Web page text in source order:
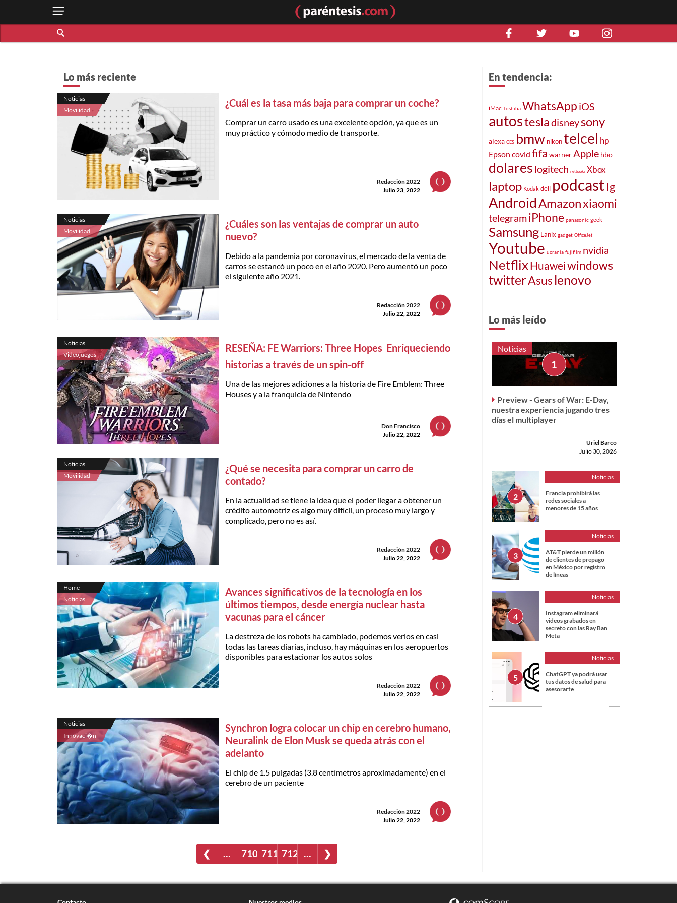
Lo más reciente
Noticias
Movilidad
¿Cuál es la tasa más baja para comprar un coche?
Comprar un carro usado es una excelente opción, ya que es un
muy práctico y cómodo medio de transporte.
Redacción 2022
Julio 23, 2022
Noticias
Movilidad
¿Cuáles son las ventajas de comprar un auto
nuevo?
Debido a la pandemia por coronavirus, el mercado de la venta de
carros se estancó un poco en el año 2020. Pero aumentó un poco
el siguiente año 2021.
Redacción 2022
Julio 22, 2022
Noticias
Videojuegos
RESEÑA: FE Warriors: Three Hopes  Enriqueciendo
historias a través de un spin-off
Una de las mejores adiciones a la historia de Fire Emblem: Three
Houses y a la franquicia de Nintendo
Don Francisco
Julio 22, 2022
Noticias
Movilidad
¿Qué se necesita para comprar un carro de
contado?
En la actualidad se tiene la idea que el poder llegar a obtener un
crédito automotriz es algo muy difícil, un proceso muy largo y
complicado, pero no es así.
Redacción 2022
Julio 22, 2022
Home
Noticias
Avances significativos de la tecnología en los
últimos tiempos, desde energía nuclear hasta
vacunas para el cáncer
La destreza de los robots ha cambiado, podemos verlos en casi
todas las tareas diarias, incluso, hay máquinas en los aeropuertos
disponibles para estacionar los autos solos
Redacción 2022
Julio 22, 2022
Noticias
Innovaci�n
Synchron logra colocar un chip en cerebro humano,
Neuralink de Elon Musk se queda atrás con el
adelanto
El chip de 1.5 pulgadas (3.8 centímetros aproximadamente) en el
cerebro de un paciente
Redacción 2022
Julio 22, 2022
❮ … 710 711 712 … ❯
En tendencia:
iMac Toshiba WhatsApp iOS
autostesladisneysony
alexa CES bmw nikontelcel hp
Epson covid fifa warnerApple hbo
dolares logitech netbooks Xbox
laptop Kodak dell podcast Ig
AndroidAmazonxiaomi
telegramiPhone panasonic geek
Samsung Lanix gadget OfficeJet
Youtube ucrania fujifilm nvidia
NetflixHuaweiwindows
twitterAsus lenovo
Lo más leído
Noticias
Preview - Gears of War: E-Day,
nuestra experiencia jugando tres
días el multiplayer
Uriel Barco
Julio 30, 2026
Noticias
Francia prohibirá las
redes sociales a
menores de 15 años
Noticias
AT&T pierde un millón
de clientes de prepago
en México por registro
de líneas
Noticias
Instagram eliminará
videos grabados en
secreto con las Ray Ban
Meta
Noticias
ChatGPT ya podrá usar
tus datos de salud para
asesorarte